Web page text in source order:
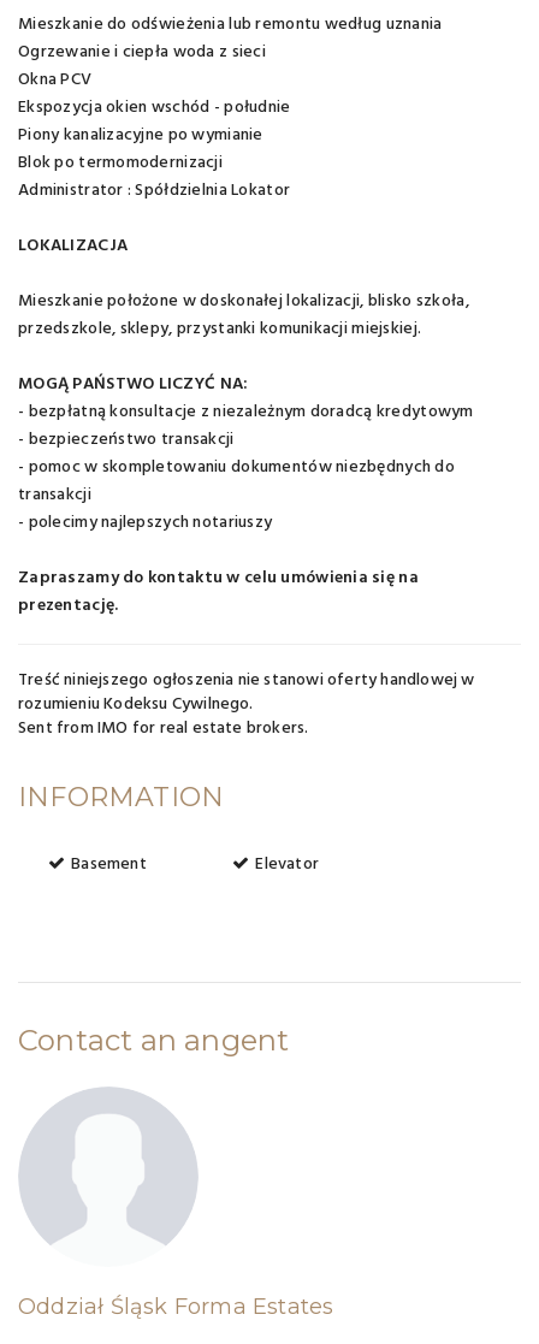
Mieszkanie do odświeżenia lub remontu według uznania
Ogrzewanie i ciepła woda z sieci
Okna PCV
Ekspozycja okien wschód - południe
Piony kanalizacyjne po wymianie
Blok po termomodernizacji
Administrator : Spółdzielnia Lokator
LOKALIZACJA
Mieszkanie położone w doskonałej lokalizacji, blisko szkoła,
przedszkole, sklepy, przystanki komunikacji miejskiej.
MOGĄ PAŃSTWO LICZYĆ NA:
- bezpłatną konsultacje z niezależnym doradcą kredytowym
- bezpieczeństwo transakcji
- pomoc w skompletowaniu dokumentów niezbędnych do
transakcji
- polecimy najlepszych notariuszy
Zapraszamy do kontaktu w celu umówienia się na
prezentację.
Treść niniejszego ogłoszenia nie stanowi oferty handlowej w
rozumieniu Kodeksu Cywilnego.
Sent fromIMO for real estate brokers.
INFORMATION
Basement Elevator
Contact an angent
Oddział Śląsk Forma Estates